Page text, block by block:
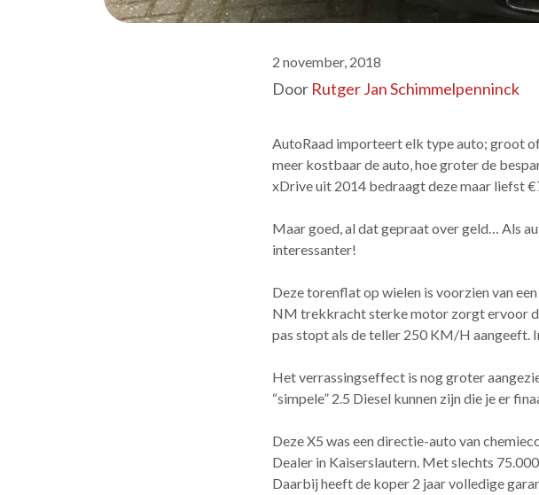
2 november, 2018
Door Rutger Jan Schimmelpenninck
AutoRaad importeert elk type auto; groot
meer kostbaar de auto, hoe groter de
xDrive uit 2014 bedraagt deze maar liefst
Maar goed, al dat gepraat over geld… Als
interessanter!
Deze torenflat op wielen is voorzien van
NM trekkracht sterke motor zorgt ervoor
pas stopt als de teller 250 KM/H aangeeft.
Het verrassingseffect is nog groter
“simpele” 2.5 Diesel kunnen zijn die je er
Deze X5 was een directie-auto van
Dealer in Kaiserslautern. Met slechts
Daarbij heeft de koper 2 jaar volledige